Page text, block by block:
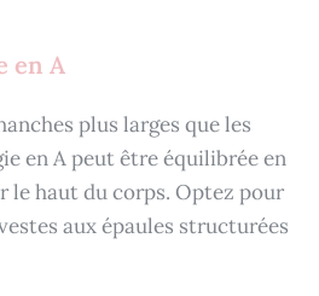
en A
plus larges que les
en A peut être équilibrée en
le haut du corps. Optez pour
aux épaules structurées